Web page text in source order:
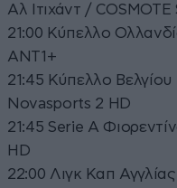
Αλ Ιτιχάντ / COSMOTE
21:00 Κύπελλο
ΑΝΤ1+
21:45 Κύπελλο
Novasports 2 HD
21:45 Serie A
HD
22:00 Λιγκ Καπ